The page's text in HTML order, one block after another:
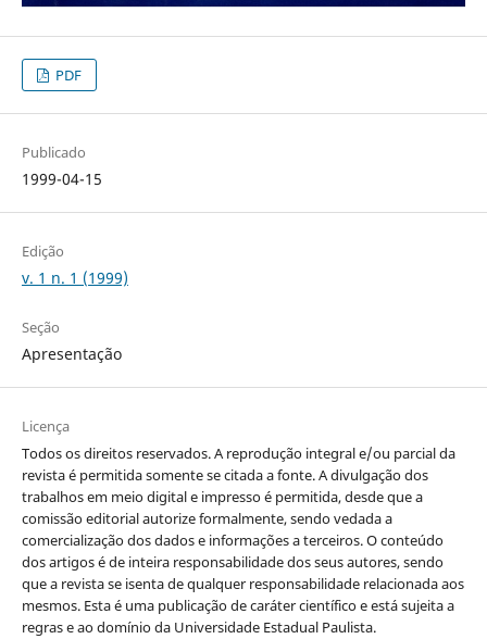
PDF
Publicado
1999-04-15
Edição
v. 1 n. 1 (1999)
Seção
Apresentação
Licença
Todos os direitos reservados. A reprodução integral e/ou parcial da
revista é permitida somente se citada a fonte. A divulgação dos
trabalhos em meio digital e impresso é permitida, desde que a
comissão editorial autorize formalmente, sendo vedada a
comercialização dos dados e informações a terceiros. O conteúdo
dos artigos é de inteira responsabilidade dos seus autores, sendo
que a revista se isenta de qualquer responsabilidade relacionada aos
mesmos. Esta é uma publicação de caráter científico e está sujeita a
regras e ao domínio da Universidade Estadual Paulista.